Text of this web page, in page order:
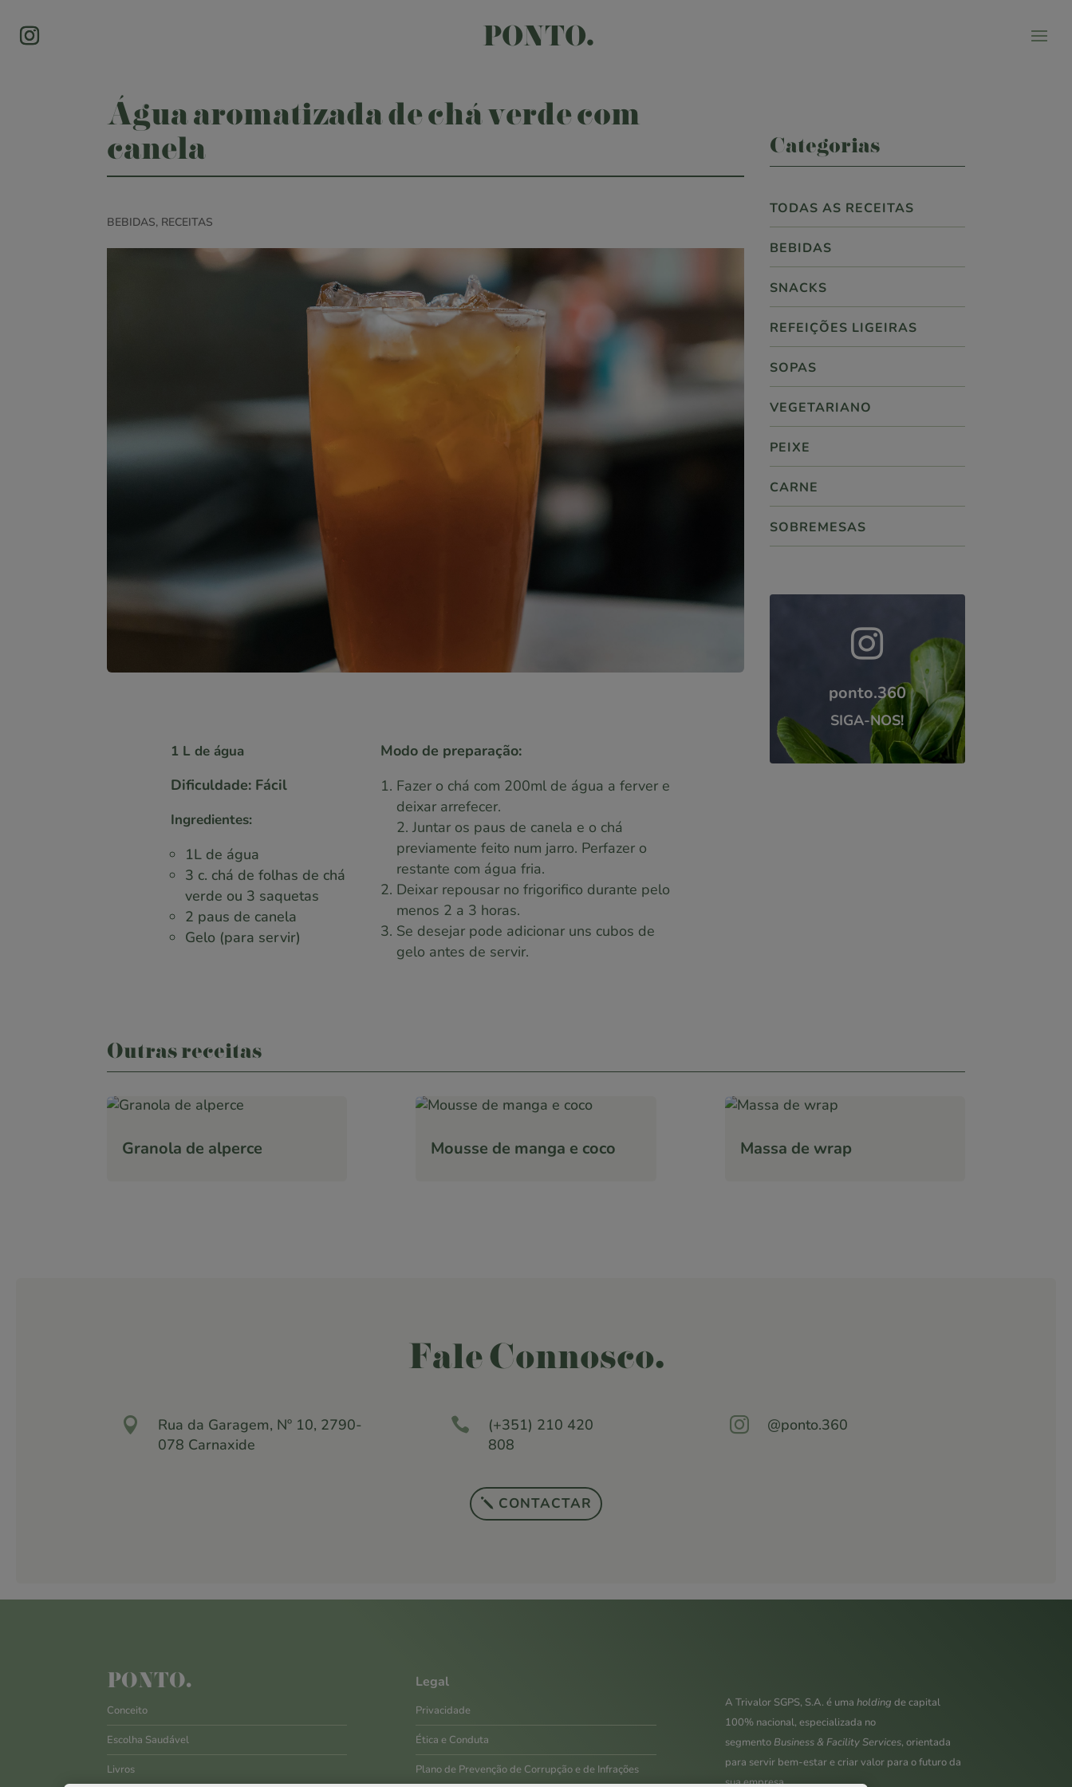
PONTO.
Água aromatizada de chá verde com
canela
BEBIDAS, RECEITAS
1 L de água
Dificuldade: Fácil
Ingredientes:
1L de água
3 c. chá de folhas de chá
verde ou 3 saquetas
2 paus de canela
Gelo (para servir)
Modo de preparação:
Fazer o chá com 200ml de água a ferver e
deixar arrefecer.
2. Juntar os paus de canela e o chá
previamente feito num jarro. Perfazer o
restante com água fria.
Deixar repousar no frigorifico durante pelo
menos 2 a 3 horas.
Se desejar pode adicionar uns cubos de
gelo antes de servir.
Categorias
TODAS AS RECEITAS
BEBIDAS
SNACKS
REFEIÇÕES LIGEIRAS
SOPAS
VEGETARIANO
PEIXE
CARNE
SOBREMESAS

ponto.360
SIGA-NOS!
Outras receitas
Granola de alperce Mousse de manga e coco Massa de wrap
Fale Connosco.

Rua da Garagem, Nº 10, 2790-
078 Carnaxide

(+351) 210 420
808
 @ponto.360
CONTACTAR
PONTO.
Conceito
Escolha Saudável
Livros
Legal
Privacidade
Ética e Conduta
Plano de Prevenção de Corrupção e de Infrações
A Trivalor SGPS, S.A. é uma holding de capital
100% nacional, especializada no
segmento Business & Facility Services, orientada
para servir bem-estar e criar valor para o futuro da
sua empresa.